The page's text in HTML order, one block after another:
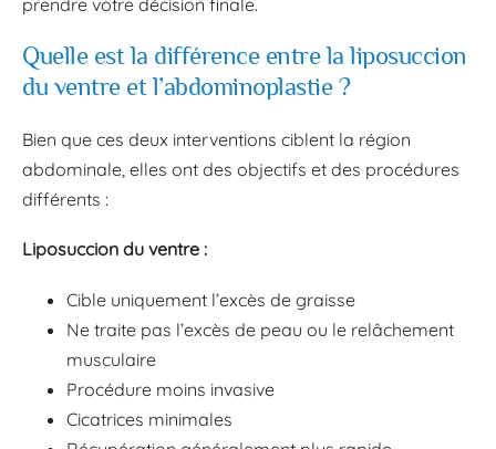
Quelle est la différence entre la liposuccion
du ventre et l’abdominoplastie ?
Bien que ces deux interventions ciblent la région
abdominale, elles ont des objectifs et des procédures
différents :
Liposuccion du ventre :
Cible uniquement l’excès de graisse
Ne traite pas l’excès de peau ou le relâchement
musculaire
Procédure moins invasive
Cicatrices minimales